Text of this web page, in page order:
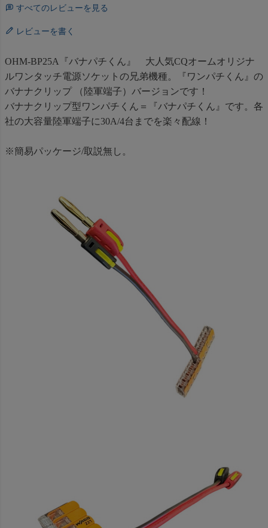
すべてのレビューを見る
レビューを書く
OHM-BP25A『バナパチくん』 大人気CQオームオリジナ
ルワンタッチ電源ソケットの兄弟機種。『ワンパチくん』の
バナナクリップ （陸軍端子）バージョンです！
バナナクリップ型ワンパチくん＝『バナパチくん』です。各
社の大容量陸軍端子に30A/4台までを楽々配線！
※簡易パッケージ/取説無し。